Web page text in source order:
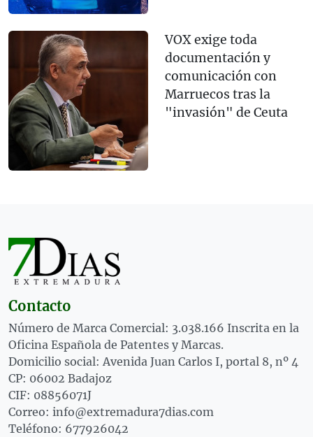
VOX exige toda
documentación y
comunicación con
Marruecos tras la
"invasión" de Ceuta
Contacto
Número de Marca Comercial: 3.038.166 Inscrita en la
Oficina Española de Patentes y Marcas.
Domicilio social: Avenida Juan Carlos I, portal 8, nº 4
CP: 06002 Badajoz
CIF: 08856071J
Correo: info@extremadura7dias.com
Teléfono: 677926042